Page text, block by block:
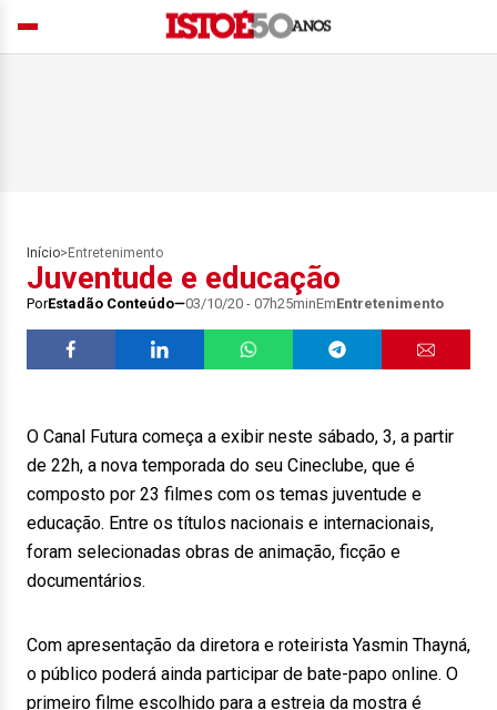
Início> Entretenimento
Juventude e educação
PorEstadão Conteúdo 03/10/20 - 07h25minEmEntretenimento
O Canal Futura começa a exibir neste sábado, 3, a partir
de 22h, a nova temporada do seu Cineclube, que é
composto por 23 filmes com os temas juventude e
educação. Entre os títulos nacionais e internacionais,
foram selecionadas obras de animação, ficção e
documentários.
Com apresentação da diretora e roteirista Yasmin Thayná,
o público poderá ainda participar de bate-papo online. O
primeiro filme escolhido para a estreia da mostra é